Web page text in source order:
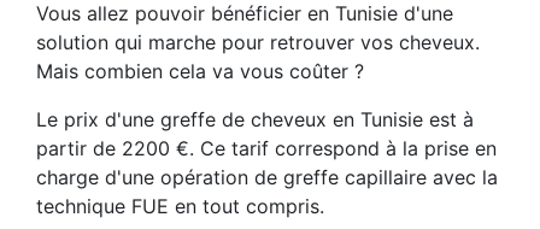
Vous allez pouvoir bénéficier en Tunisie d'une
solution qui marche pour retrouver vos cheveux.
Mais combien cela va vous coûter ?
Le prix d'une greffe de cheveux en Tunisie est à
partir de 2200 €. Ce tarif correspond à la prise en
charge d'une opération de greffe capillaire avec la
technique FUE en tout compris.